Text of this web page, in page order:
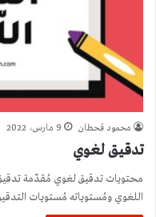
محمود قحطان 9 مارس، 2022
تدقيق لغوي
محتويات تدقيق لغوي مُقدّمة تدقيق
اللغوي ومُستوياته مُستويات